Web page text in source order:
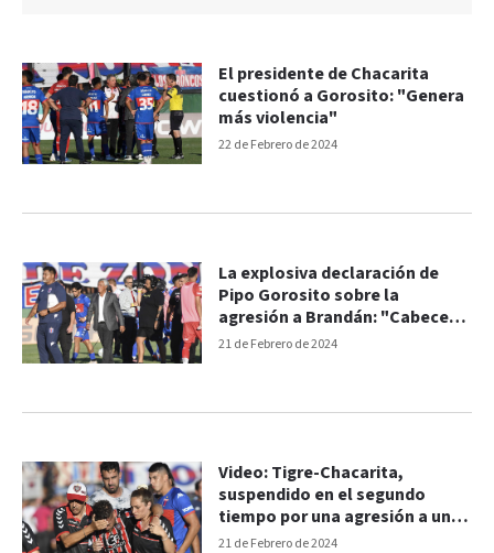
22 de Febrero de 2024
El presidente de Chacarita
cuestionó a Gorosito: "Genera
más violencia"
21 de Febrero de 2024
La explosiva declaración de
Pipo Gorosito sobre la
agresión a Brandán: "Cabeceó
la botella"
21 de Febrero de 2024
Video: Tigre-Chacarita,
suspendido en el segundo
tiempo por una agresión a un
jugador